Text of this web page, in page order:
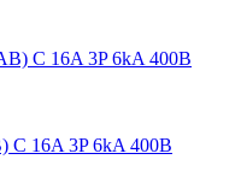
C 16A 3P 6kA 400В